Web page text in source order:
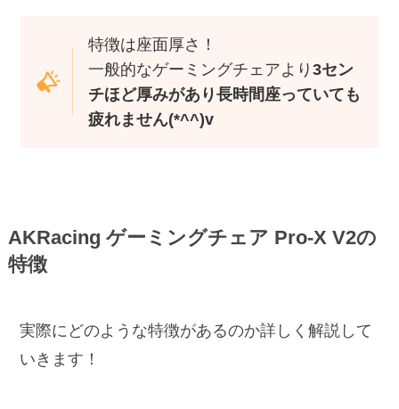
特徴は座面厚さ！
一般的なゲーミングチェアより 3セン
チほど厚みがあり長時間座っていても
疲れません(*^^)v
AKRacing ゲーミングチェア Pro-X V2の
特徴
実際にどのような特徴があるのか詳しく解説して
いきます！